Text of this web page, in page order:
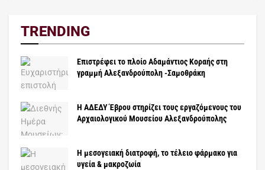
TRENDING
Επιστρέφει το πλοίο Αδαμάντιος Κοραής στη
γραμμή Αλεξανδρούπολη -Σαμοθράκη
Η ΑΔΕΔΥ Έβρου στηρίζει τους εργαζόμενους του
Αρχαιολογικού Μουσείου Αλεξανδρούπολης
Η μεσογειακή διατροφή, το τέλειο φάρμακο για
υγεία & μακροζωία